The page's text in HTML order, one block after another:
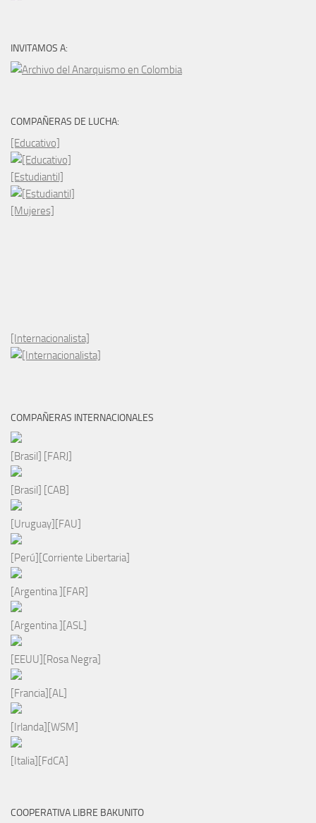
INVITAMOS A:
COMPAÑERAS DE LUCHA:
[Educativo]
[Estudiantil]
[Mujeres]
[Internacionalista]
COMPAÑERAS INTERNACIONALES
[Brasil] [FARJ]
[Brasil] [CAB]
[Uruguay][FAU]
[Perú][Corriente Libertaria]
[Argentina ][FAR]
[Argentina ][ASL]
[EEUU][Rosa Negra]
[Francia][AL]
[Irlanda][WSM]
[Italia][FdCA]
COOPERATIVA LIBRE BAKUNITO